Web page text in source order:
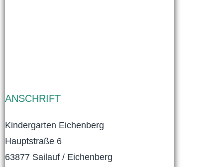
ANSCHRIFT
Kindergarten Eichenberg
Hauptstraße 6
63877 Sailauf / Eichenberg